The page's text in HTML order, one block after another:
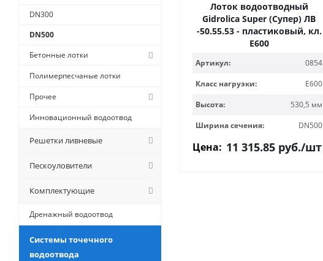
Лоток водоотводный
Gidrolica Super (Супер) ЛВ
-50.55.53 - пластиковый, кл.
Е600
Артикул:
0854
Класс нагрузки:
E600
Высота:
530,5 мм
Ширина сечения:
DN500
Цена: 11 315.85 руб./шт
DN300
DN500
Бетонные лотки
Полимерпесчаные лотки
Прочее
Инновационный водоотвод
Решетки ливневые
Пескоуловители
Комплектующие
Дренажный водоотвод
Системы точечного
водоотвода